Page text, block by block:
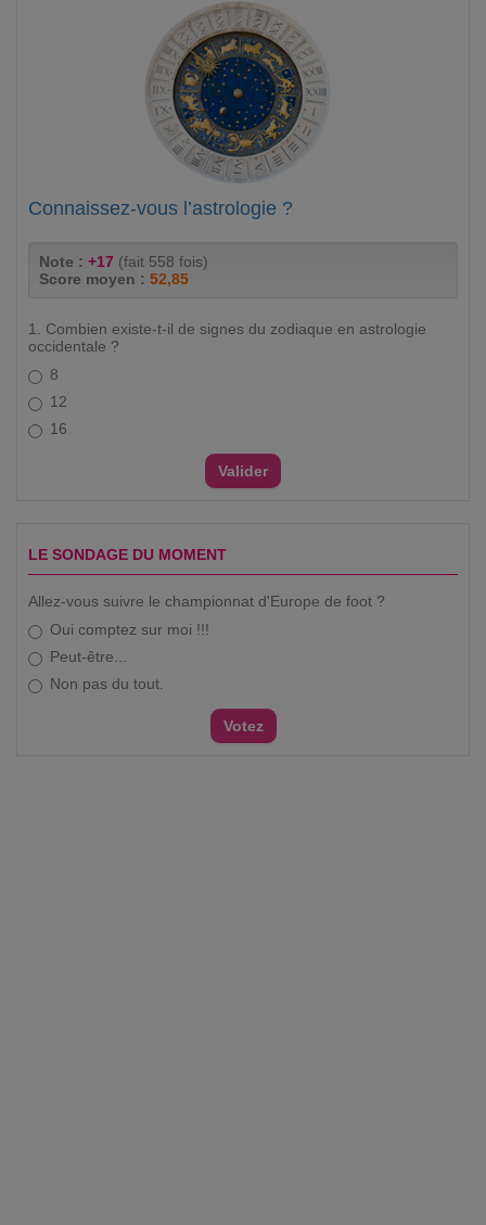
Connaissez-vous l’astrologie ?
Note : +17 (fait 558 fois)
Score moyen : 52,85
1. Combien existe-t-il de signes du zodiaque en astrologie
occidentale ?
8
12
16
LE SONDAGE DU MOMENT
Allez-vous suivre le championnat d'Europe de foot ?
Oui comptez sur moi !!!
Peut-être...
Non pas du tout.